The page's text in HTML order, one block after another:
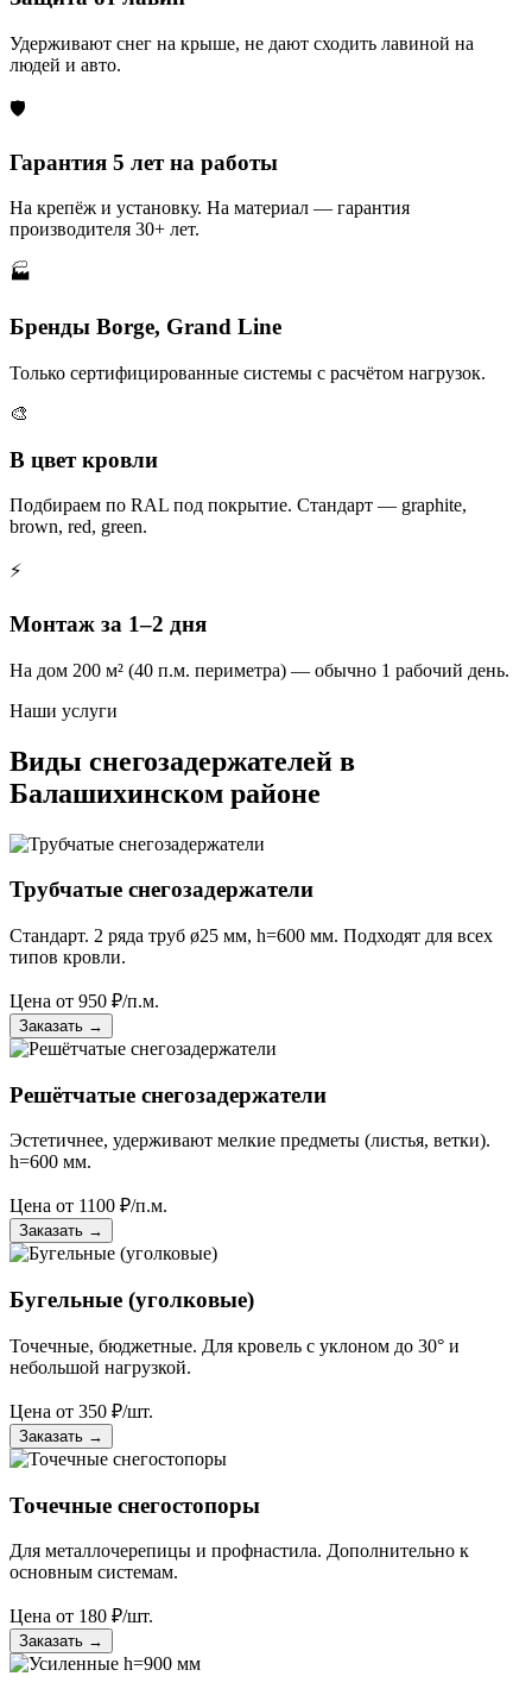
Удерживают снег на крыше, не дают сходить лавиной на
людей и авто.
🛡️
Гарантия 5 лет на работы
На крепёж и установку. На материал — гарантия
производителя 30+ лет.
🏭
Бренды Borge, Grand Line
Только сертифицированные системы с расчётом нагрузок.
🎨
В цвет кровли
Подбираем по RAL под покрытие. Стандарт — graphite,
brown, red, green.
⚡
Монтаж за 1–2 дня
На дом 200 м² (40 п.м. периметра) — обычно 1 рабочий день.
Наши услуги
Виды снегозадержателей в
Балашихинском районе
Трубчатые снегозадержатели
Стандарт. 2 ряда труб ø25 мм, h=600 мм. Подходят для всех
типов кровли.
Цена от 950 ₽/п.м.
Заказать →
Решётчатые снегозадержатели
Эстетичнее, удерживают мелкие предметы (листья, ветки).
h=600 мм.
Цена от 1100 ₽/п.м.
Заказать →
Бугельные (уголковые)
Точечные, бюджетные. Для кровель с уклоном до 30° и
небольшой нагрузкой.
Цена от 350 ₽/шт.
Заказать →
Точечные снегостопоры
Для металлочерепицы и профнастила. Дополнительно к
основным системам.
Цена от 180 ₽/шт.
Заказать →